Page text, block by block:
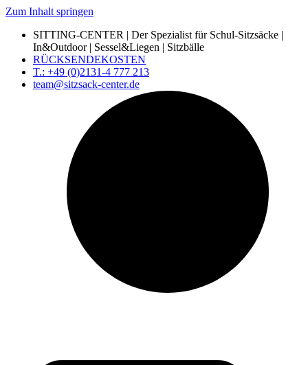
Zum Inhalt springen
SITTING-CENTER | Der Spezialist für Schul-Sitzsäcke |
In&Outdoor | Sessel&Liegen | Sitzbälle
RÜCKSENDEKOSTEN
T.: +49 (0)2131-4 777 213
team@sitzsack-center.de